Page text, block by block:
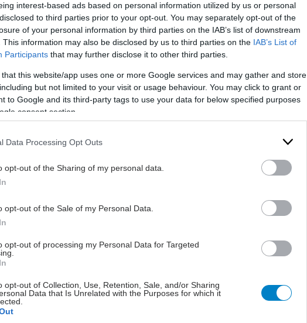
interest-based ads based on personal information utilized by us or personal
to third parties prior to your opt-out. You may separately opt-out of the
of your personal information by third parties on the IAB’s list of downstream
This information may also be disclosed by us to third parties on the IAB’s List of
Participants that may further disclose it to other third parties.
that this website/app uses one or more Google services and may gather and store
but not limited to your visit or usage behaviour. You may click to grant or
to Google and its third-party tags to use your data for below specified purposes
consent section.
Data Processing Opt Outs
opt-out of the Sharing of my personal data.
opt-out of the Sale of my Personal Data.
opt-out of processing my Personal Data for Targeted
opt-out of Collection, Use, Retention, Sale, and/or Sharing
Data that Is Unrelated with the Purposes for which it